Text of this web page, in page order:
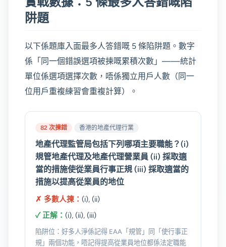
阱題
以下係題庫入面最多人答錯嘅 5 條陷阱題。數字
係「同一個錯誤選項被揀嘅累積次數」——統計
單位係選項選擇次數，唔係獨立用戶人數（同一
位用戶重複練習會重複計算）。
82 次揀錯 香港的地產代理行業
地產代理監管局包括下列哪項主要職能？(i)
規管地產代理及地產代理營業員 (ii) 採取適
當的措施使從業員行事正規 (iii) 採取適當的
措施以提高從業員的地位
✗ 多數人揀： (i), (ii)
✓ 正解： (i), (ii), (iii)
陷阱位：好多人淨係記得 EAA「規管」同「使行事正
規」兩個功能，唔記得提高從業員地位都係法定職能